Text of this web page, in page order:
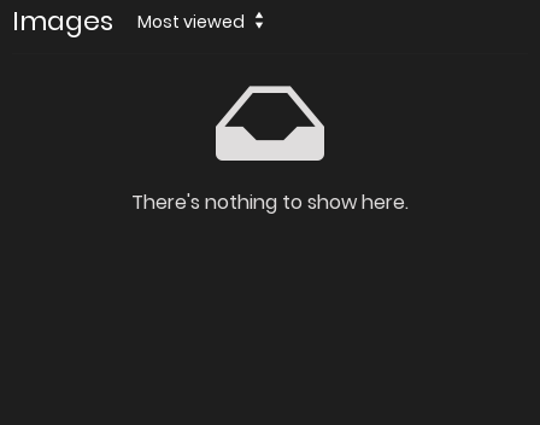
Images Most viewed
There's nothing to show here.